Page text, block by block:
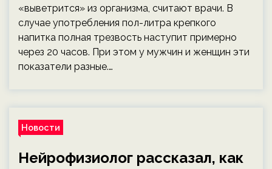
«выветрится» из организма, считают врачи. В
случае употребления пол-литра крепкого
напитка полная трезвость наступит примерно
через 20 часов. При этом у мужчин и женщин эти
показатели разные.…
Новости
Нейрофизиолог рассказал, как